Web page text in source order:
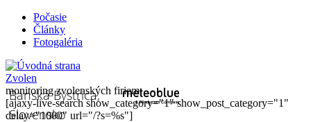
Počasie
Články
Fotogaléria
Zvolen
monitoring zvolenských firiem
[ajaxy-live-search show_category="1" show_post_category="1"
delay="1000" url="/?s=%s"]